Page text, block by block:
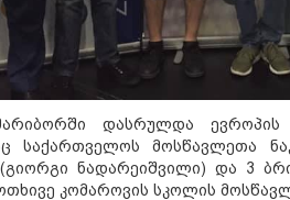
დასრულდა
საქართველოს მოსწავლეთა
ნადარეიშვილი) და 3
კომაროვის სკოლის